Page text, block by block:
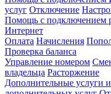
услуг Отключение
Помощь с подключением
Интернет
Оплата Начисления
Проверка баланса
Управление номером
владельца Расторжение
Дополнительные услуги